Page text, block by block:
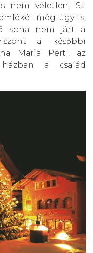
nem véletlen, St.
még úgy is,
soha nem járt a
a későbbi
Maria Pertl, az
házban a család